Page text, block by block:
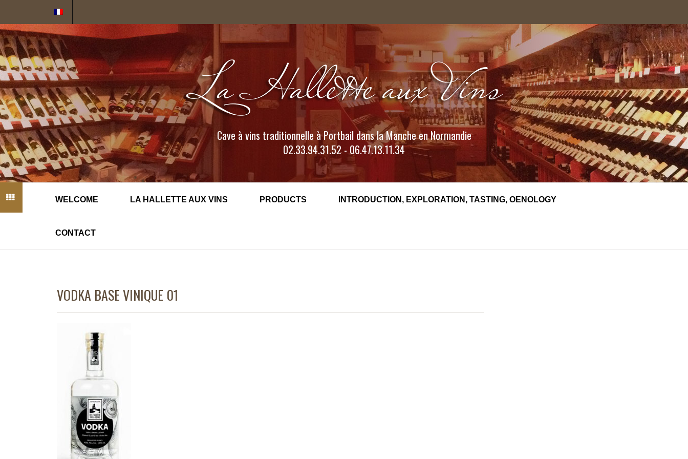
Cave à vins traditionnelle à Portbail dans la Manche en Normandie
02.33.94.31.52 - 06.47.13.11.34
WELCOME LA HALLETTE AUX VINS PRODUCTS INTRODUCTION, EXPLORATION, TASTING, OENOLOGY
CONTACT
VODKA BASE VINIQUE 01
Cookies management panel